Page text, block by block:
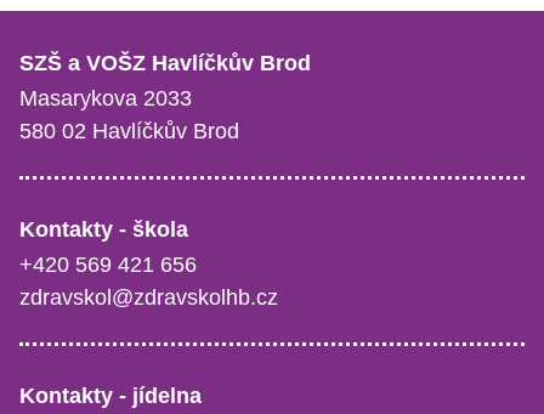
SZŠ a VOŠZ Havlíčkův Brod
Masarykova 2033
580 02 Havlíčkův Brod
Kontakty - škola
+420 569 421 656
zdravskol@zdravskolhb.cz
Kontakty - jídelna